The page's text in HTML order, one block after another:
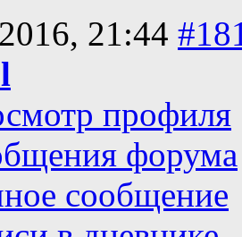
21:44
профиля
форума
сообщение